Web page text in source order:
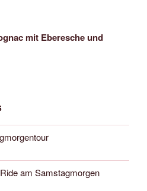
mit Eberesche und
am Samstagmorgen